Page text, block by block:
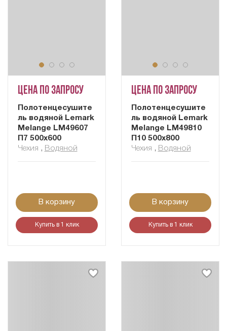
Цена по запросу
Полотенцесушите
ль водяной Lemark
Melange LM49607
П7 500x600
Чехия , Водяной
В корзину
Купить в 1 клик
Цена по запросу
Полотенцесушите
ль водяной Lemark
Melange LM49810
П10 500x800
Чехия , Водяной
В корзину
Купить в 1 клик